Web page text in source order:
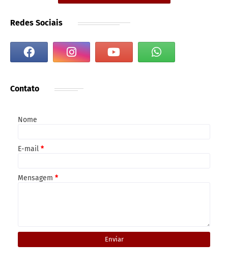
Redes Sociais
Contato
Nome
E-mail *
Mensagem *